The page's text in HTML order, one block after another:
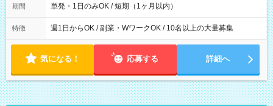
期間 単発・1日のみOK / 短期（1ヶ月以内）
特徴 週1日からOK / 副業・WワークOK / 10名以上の大量募集
気になる！ 応募する 詳細へ